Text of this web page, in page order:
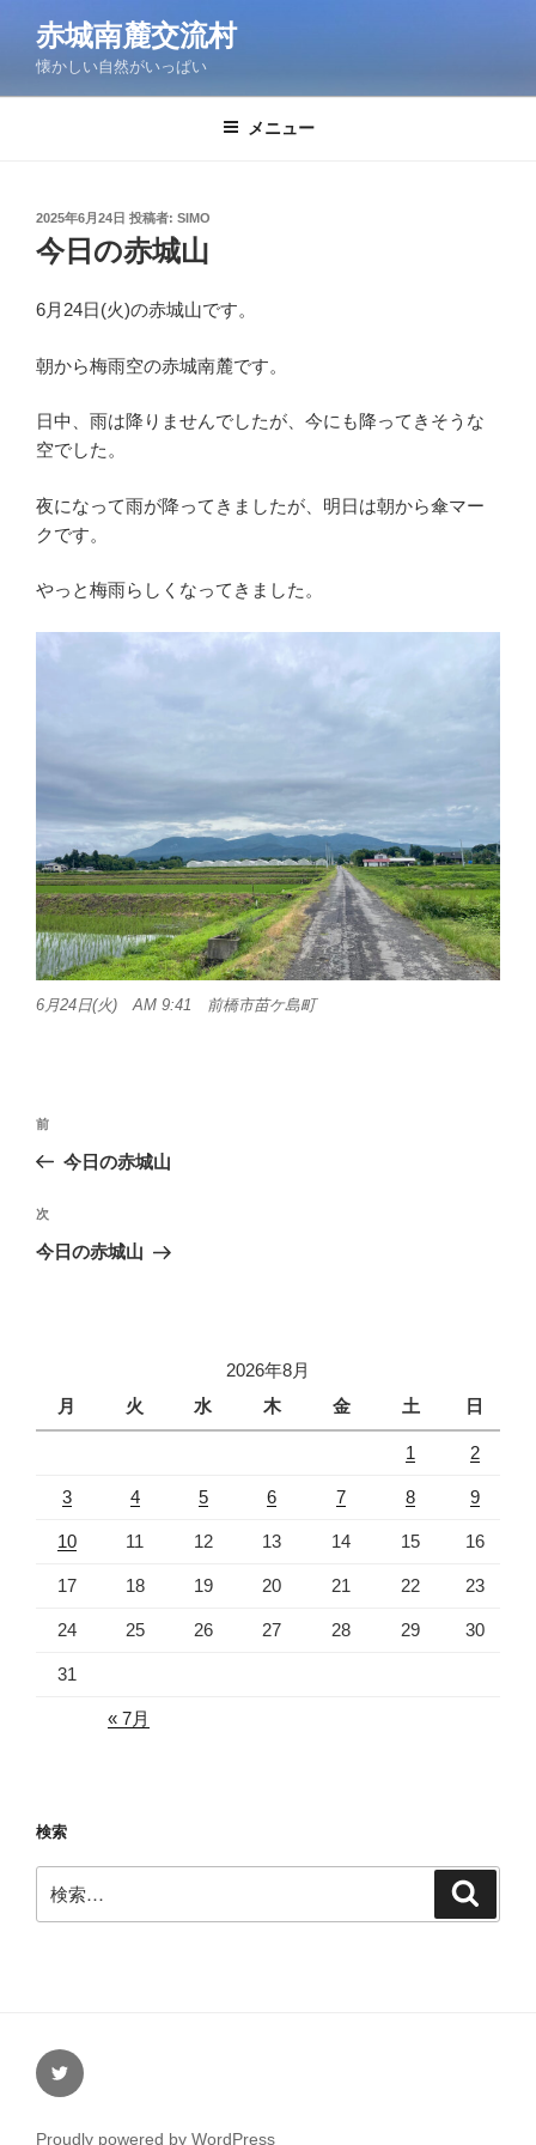
ン
赤城南麓交流村
懐かしい自然がいっぱい
メニュー
投
稿
日:
2025年6月24日 投稿者: SIMO
今日の赤城山
6月24日(火)の赤城山です。
朝から梅雨空の赤城南麓です。
日中、雨は降りませんでしたが、今にも降ってきそうな
空でした。
夜になって雨が降ってきましたが、明日は朝から傘マー
クです。
やっと梅雨らしくなってきました。
6月24日(火) AM 9:41 前橋市苗ケ島町
投
ビ
ゲ
前
の
稿
前
今日の赤城山
次
の
次
今日の赤城山
2026年8月
月
火 水 木 金 土 日
1 2
3 4 5 6 7 8 9
10 11 12 13 14 15 16
17 18 19 20 21 22 23
24 25 26 27 28 29 30
31
« 7月
検索
索:
Twitter
Proudly powered by WordPress